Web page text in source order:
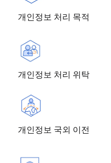
개인정보 처리 목적
개인정보 처리 위탁
개인정보 국외 이전